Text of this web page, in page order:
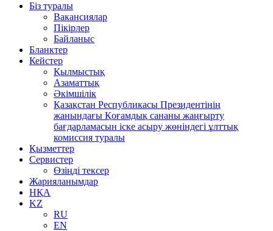
Біз туралы
Вакансиялар
Пікірлер
Байланыс
Бланктер
Кейстер
Қылмыстық
Азаматтық
Әкімшілік
Қазақстан Республикасы Президентінің
жанындағы Қоғамдық сананы жаңғырту
бағдарламасын іске асыру жөніндегі ұлттық
комиссия туралы
Қызметтер
Сервистер
Өзіңді тексер
Жарияланымдар
НҚА
KZ
RU
EN